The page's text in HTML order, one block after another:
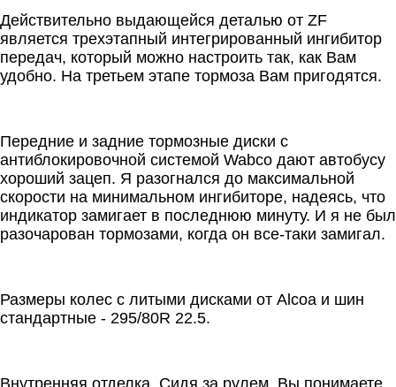
Действительно выдающейся деталью от ZF
является трехэтапный интегрированный ингибитор
передач, который можно настроить так, как Вам
удобно. На третьем этапе тормоза Вам пригодятся.
Передние и задние тормозные диски с
антиблокировочной системой Wabco дают автобусу
хороший зацеп. Я разогнался до максимальной
скорости на минимальном ингибиторе, надеясь, что
индикатор замигает в последнюю минуту. И я не был
разочарован тормозами, когда он все-таки замигал.
Размеры колес с литыми дисками от Alcoa и шин
стандартные - 295/80R 22.5.
Внутренняя отделка. Сидя за рулем, Вы понимаете,